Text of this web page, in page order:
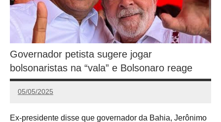
Governador petista sugere jogar
bolsonaristas na “vala” e Bolsonaro reage
05/05/2025
Calango
Ex-presidente disse que governador da Bahia, Jerônimo